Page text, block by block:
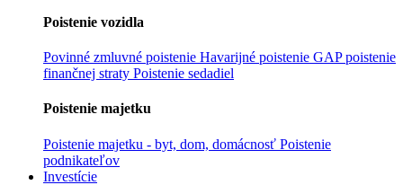
Poistenie vozidla
Povinné zmluvné poistenie Havarijné poistenie GAP poistenie
finančnej straty Poistenie sedadiel
Poistenie majetku
Poistenie majetku - byt, dom, domácnosť Poistenie
podnikateľov
Investície